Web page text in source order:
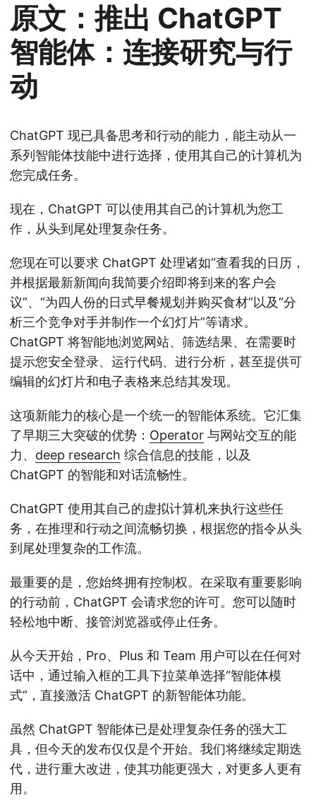
原文：推出 ChatGPT
智能体：连接研究与行
动
ChatGPT 现已具备思考和行动的能力，能主动从一
系列智能体技能中进行选择，使用其自己的计算机为
您完成任务。
现在，ChatGPT 可以使用其自己的计算机为您工
作，从头到尾处理复杂任务。
您现在可以要求 ChatGPT 处理诸如“查看我的日历，
并根据最新新闻向我简要介绍即将到来的客户会
议”、“为四人份的日式早餐规划并购买食材”以及“分
析三个竞争对手并制作一个幻灯片”等请求。
ChatGPT 将智能地浏览网站、筛选结果、在需要时
提示您安全登录、运行代码、进行分析，甚至提供可
编辑的幻灯片和电子表格来总结其发现。
这项新能力的核心是一个统一的智能体系统。它汇集
了早期三大突破的优势： Operator 与网站交互的能
力、 deep research 综合信息的技能，以及
ChatGPT 的智能和对话流畅性。
ChatGPT 使用其自己的虚拟计算机来执行这些任
务，在推理和行动之间流畅切换，根据您的指令从头
到尾处理复杂的工作流。
最重要的是，您始终拥有控制权。在采取有重要影响
的行动前，ChatGPT 会请求您的许可。您可以随时
轻松地中断、接管浏览器或停止任务。
从今天开始，Pro、Plus 和 Team 用户可以在任何对
话中，通过输入框的工具下拉菜单选择“智能体模
式”，直接激活 ChatGPT 的新智能体功能。
虽然 ChatGPT 智能体已是处理复杂任务的强大工
具，但今天的发布仅仅是个开始。我们将继续定期迭
代，进行重大改进，使其功能更强大，对更多人更有
用。